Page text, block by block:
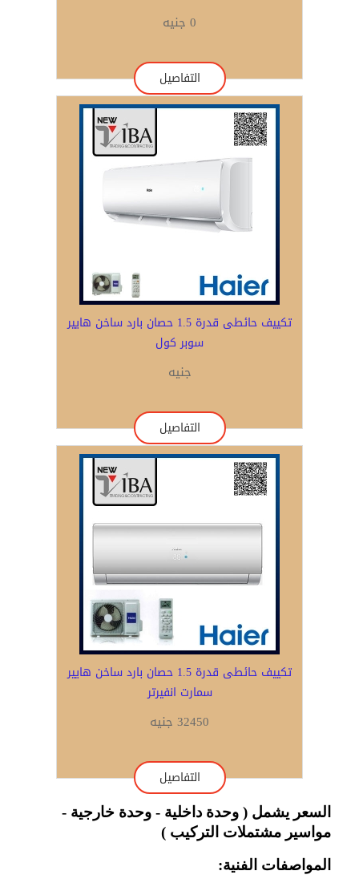
0 جنيه
التفاصيل
تكييف حائطى قدرة 1.5 حصان بارد ساخن هايير
سوبر كول
جنيه
التفاصيل
تكييف حائطى قدرة 1.5 حصان بارد ساخن هايير
سمارت انفيرتر
32450 جنيه
التفاصيل
السعر يشمل ( وحدة داخلية - وحدة خارجية -
مواسير مشتملات التركيب )
المواصفات الفنية: